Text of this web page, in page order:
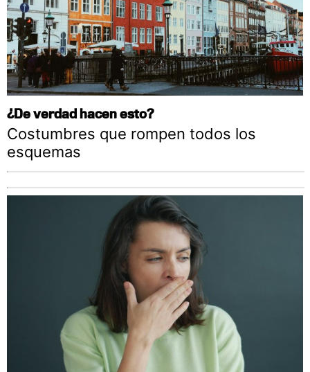
¿De verdad hacen esto?
Costumbres que rompen todos los
esquemas